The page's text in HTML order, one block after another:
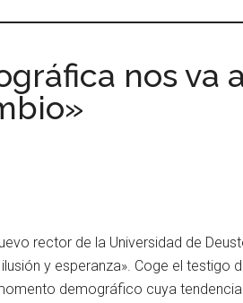
nos va
rector de la Universidad de
y esperanza». Coge el testigo
demográfico cuya